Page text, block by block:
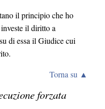
il principio che ho
il diritto a
di essa il Giudice cui
Torna su ▲
forzata